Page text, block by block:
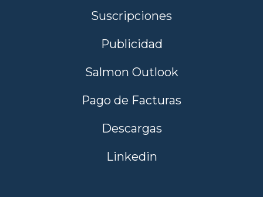
Suscripciones
Publicidad
Salmon Outlook
Pago de Facturas
Descargas
Linkedin